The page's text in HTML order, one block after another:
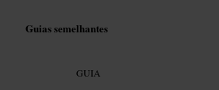
Guias semelhantes
GUIA